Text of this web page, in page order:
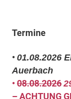
Termine
• 01.08.2026
Auerbach
•08.08.2026
– ACHTUNG